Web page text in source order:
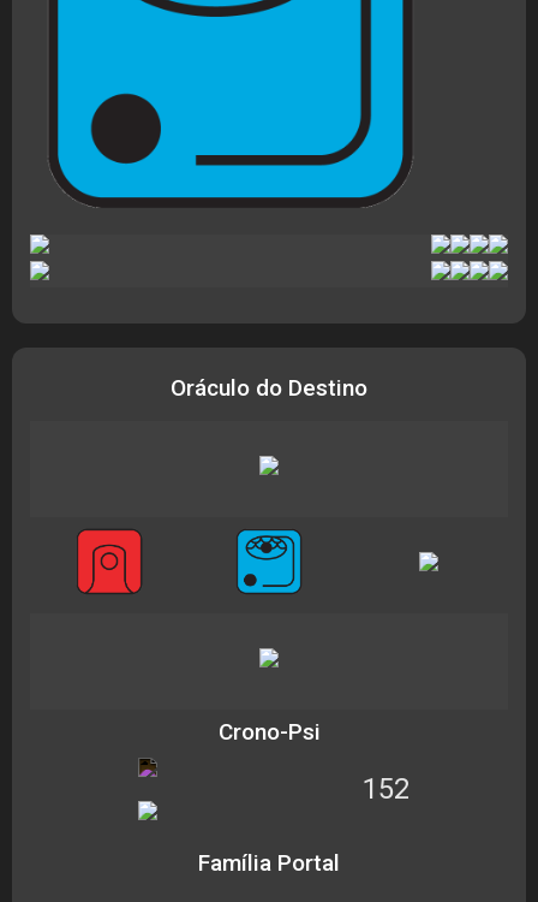
Oráculo do Destino
Crono-Psi
152
Família Portal